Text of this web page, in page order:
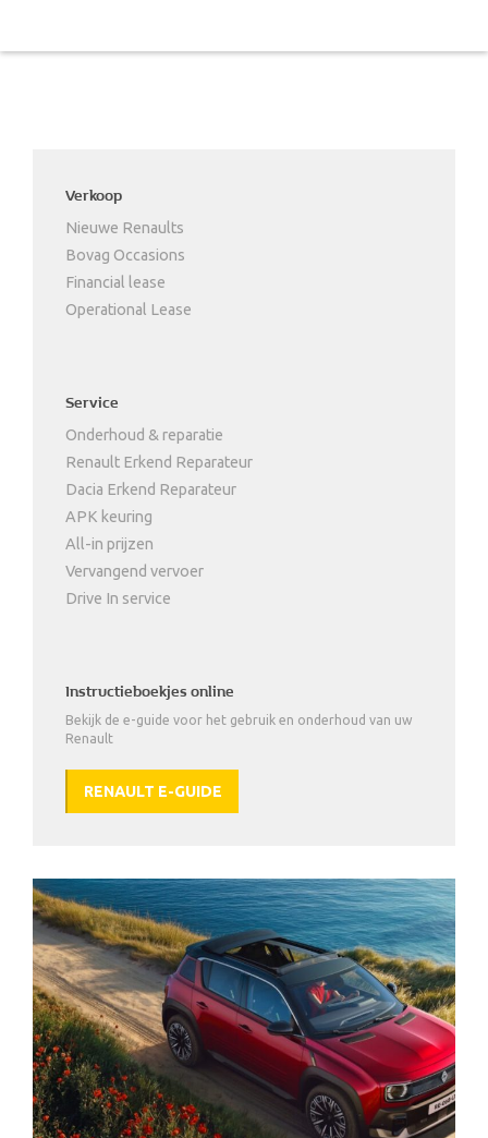
Verkoop
Nieuwe Renaults
Bovag Occasions
Financial lease
Operational Lease
Service
Onderhoud & reparatie
Renault Erkend Reparateur
Dacia Erkend Reparateur
APK keuring
All-in prijzen
Vervangend vervoer
Drive In service
Instructieboekjes online
Bekijk de e-guide voor het gebruik en onderhoud van uw
Renault
RENAULT E-GUIDE